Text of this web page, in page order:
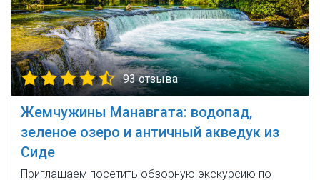
93 отзыва
Жемчужины Манавгата: водопад,
зеленое озеро и античный акведук из
Сиде
Приглашаем посетить обзорную экскурсию по